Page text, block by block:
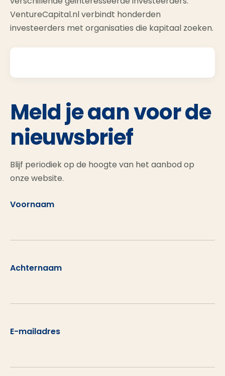
VentureCapital.nl verbindt honderden
investeerders met organisaties die kapitaal zoeken.
Meld je aan voor de
nieuwsbrief
Blijf periodiek op de hoogte van het aanbod op
onze website.
Voornaam
Achternaam
E-mailadres